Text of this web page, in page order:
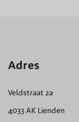
Adres
Veldstraat 2a
4033 AK Lienden